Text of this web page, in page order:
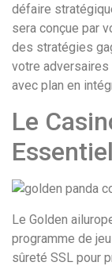
défaire
sera conçue par
des stratégies
votre adversaires
avec plan en
Le
Le Golden
programme de
sûreté SSL pour